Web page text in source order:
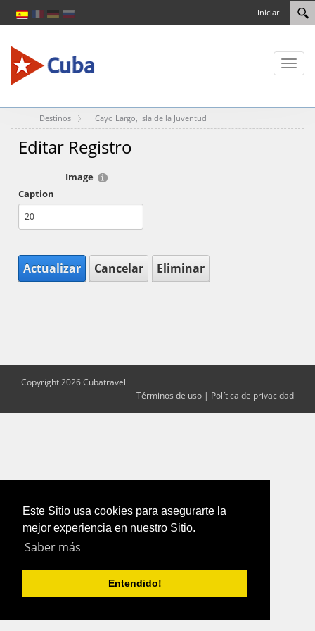
Este Sitio usa cookies para asegurarte la
mejor experiencia en nuestro Sitio.
Saber más
Entendido!
Iniciar
Toggle
Destinos Cayo Largo, Isla de la Juventud
Editar Registro
Image
Caption
Actualizar Cancelar Eliminar
Copyright 2026 Cubatravel
Términos de uso | Política de privacidad